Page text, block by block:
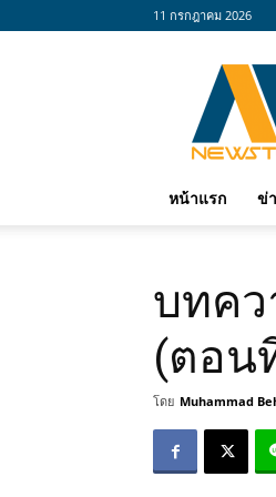
11 กรกฎาคม 2026
หน้าแรก ข่
บทคว
(ตอน
โดย Muhammad